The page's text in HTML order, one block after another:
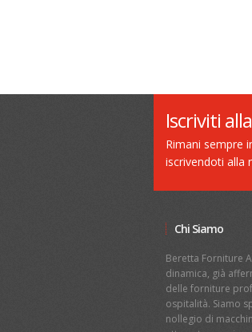
Iscriviti
Rimani sempre
iscrivendoti alla
Chi Siamo
Beretta Forniture
dinamica, già
delle forniture
ospitalità. Siamo
nollegio di